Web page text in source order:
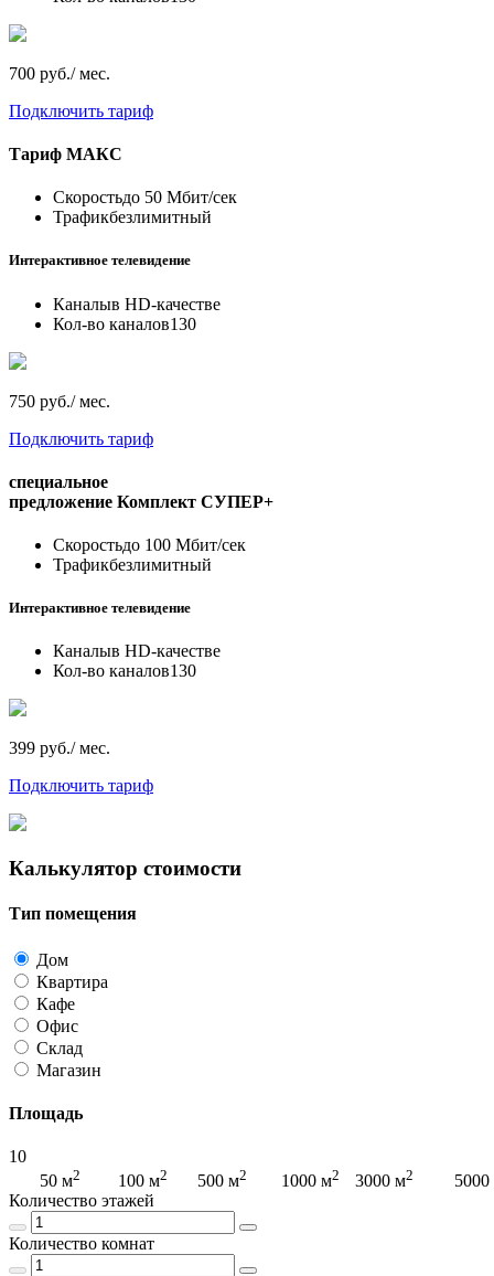
700 руб./ мес.
Подключить тариф
Тариф МАКС
Скоростьдо 50 Мбит/сек
Трафикбезлимитный
Интерактивное телевидение
Каналыв HD-качестве
Кол-во каналов130
750 руб./ мес.
Подключить тариф
специальное
предложение Комплект СУПЕР+
Скоростьдо 100 Мбит/сек
Трафикбезлимитный
Интерактивное телевидение
Каналыв HD-качестве
Кол-во каналов130
399 руб./ мес.
Подключить тариф
Калькулятор стоимости
Тип помещения
Дом
Квартира
Кафе
Офис
Склад
Магазин
Площадь
10
50 м2 100 м2 500 м2 1000 м2 3000 м2
Количество этажей
Количество комнат